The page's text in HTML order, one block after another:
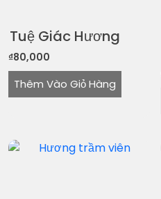
Tuệ Giác Hương
₫80,000
Thêm Vào Giỏ Hàng